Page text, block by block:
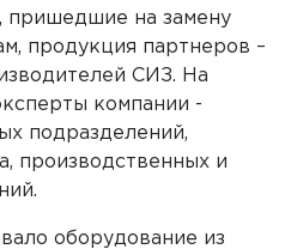
пришедшие на замену
продукция партнеров –
СИЗ. На
компании -
подразделений,
производственных и
оборудование из